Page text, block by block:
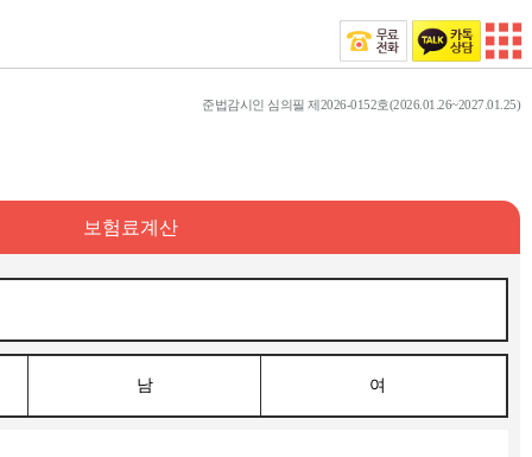
준법감시인 심의필 제2026-0152호(2026.01.26~2027.01.25)
보험료계산
남 여